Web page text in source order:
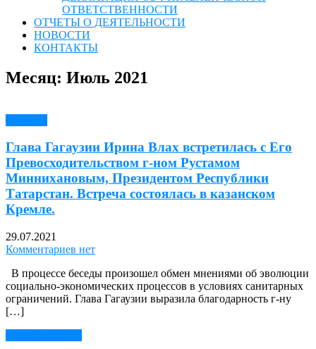
ОТВЕТСТВЕННОСТИ
ОТЧЕТЫ О ДЕЯТЕЛЬНОСТИ
НОВОСТИ
КОНТАКТЫ
Месяц: Июль 2021
Глава Гагаузии Ирина Влах встретилась с Его
Превосходительством г-ном Рустамом
Миннихановым, Президентом Республики
Татарстан. Встреча состоялась в казанском
Кремле.
29.07.2021
Комментариев нет
В процессе беседы произошел обмен мнениями об эволюции
социально-экономических процессов в условиях санитарных
ограничений. Глава Гагаузии выразила благодарность г-ну
[…]